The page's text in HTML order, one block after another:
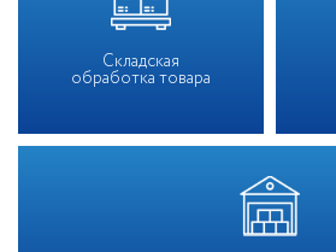
Складская
обработка товара